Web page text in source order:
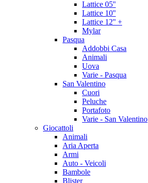
Lattice 05''
Lattice 10''
Lattice 12'' +
Mylar
Pasqua
Addobbi Casa
Animali
Uova
Varie - Pasqua
San Valentino
Cuori
Peluche
Portafoto
Varie - San Valentino
Giocattoli
Animali
Aria Aperta
Armi
Auto - Veicoli
Bambole
Blister